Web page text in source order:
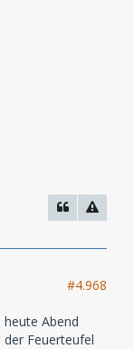
#4.968
heute Abend
Feuerteufel